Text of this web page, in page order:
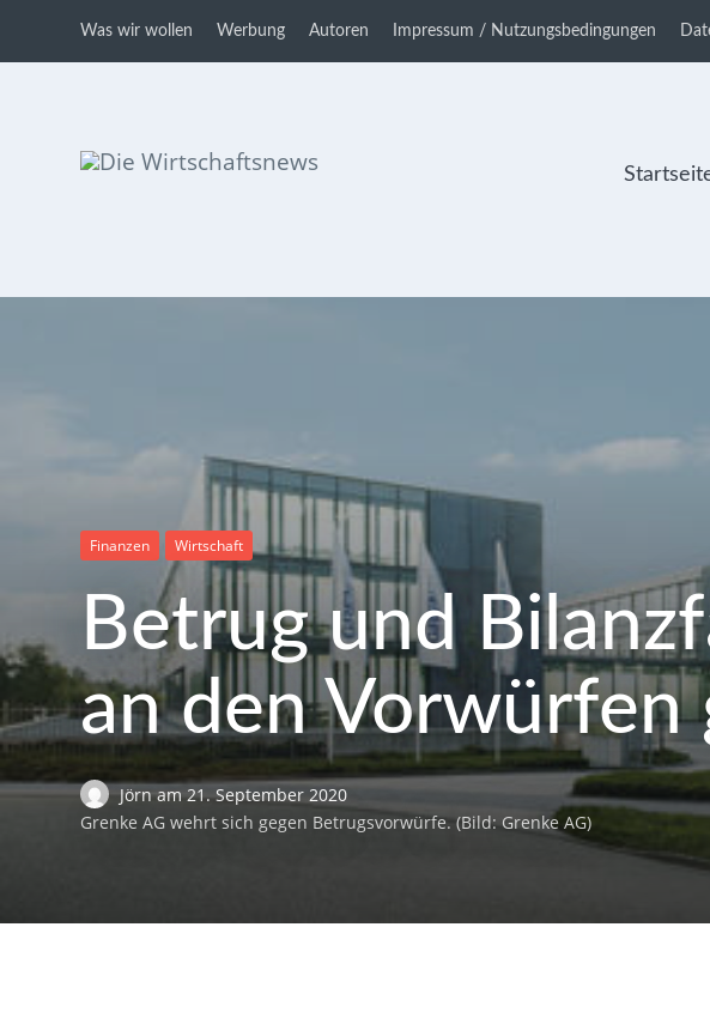
Was wir wollen Werbung Autoren Impressum / Nutzungsbedingungen
Finanzen Wirtschaft
Betrug und
an den Vorwürfen
Jörnam 21. September 2020
Grenke AG wehrt sich gegen Betrugsvorwürfe. (Bild: Grenke AG)